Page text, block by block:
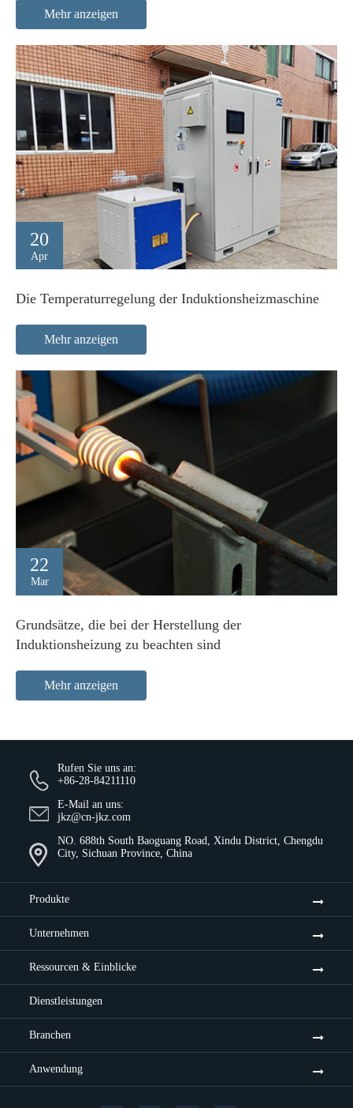
Mehr anzeigen
20
Apr
Die Temperaturregelung der Induktionsheizmaschine
Mehr anzeigen
22
Mar
Grundsätze, die bei der Herstellung der
Induktionsheizung zu beachten sind
Mehr anzeigen
Rufen Sie uns an:
+86-28-84211110
E-Mail an uns:
jkz@cn-jkz.com
NO. 688th South Baoguang Road, Xindu District, Chengdu
City, Sichuan Province, China
Produkte
Unternehmen
Ressourcen & Einblicke
Dienstleistungen
Branchen
Anwendung